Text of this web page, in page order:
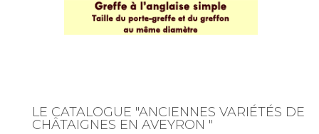
LE CATALOGUE "ANCIENNES VARIÉTÉS DE
CHÂTAIGNES EN AVEYRON "